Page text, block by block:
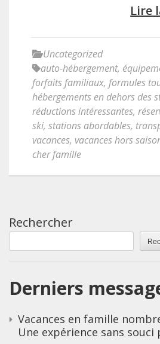
Lire
Uncategorized
auto-hébergement,
forfaits familiaux, formules
hébergements en dehors des
réductions intéressantes,
ski, stations abordables,
vacances, vacances hors
cher famille
Rechercher
Derniers
Vacances en famille
Une expérience sans